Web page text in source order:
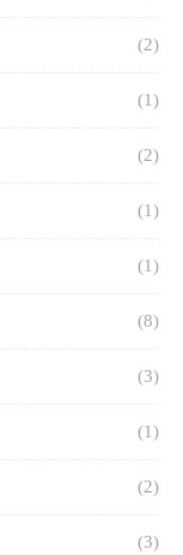
(2)
(1)
(2)
(1)
(1)
(8)
(3)
(1)
(2)
(3)